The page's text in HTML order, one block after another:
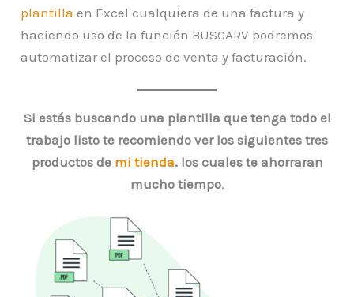
plantilla en Excel cualquiera de una factura y
haciendo uso de la función BUSCARV podremos
automatizar el proceso de venta y facturación.
Si estás buscando una plantilla que tenga todo el
trabajo listo te recomiendo ver los siguientes tres
productos de mi tienda, los cuales te ahorraran
mucho tiempo.